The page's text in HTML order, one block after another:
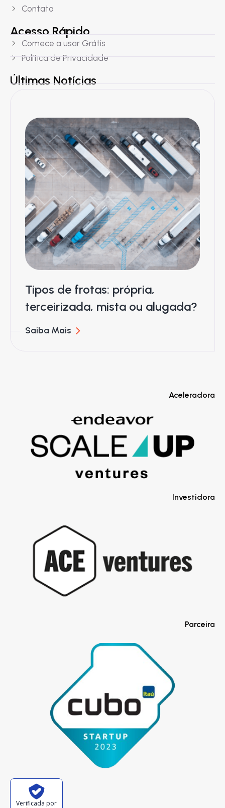
Contato
Acesso Rápido
Comece a usar Grátis
Política de Privacidade
Últimas Notícias
Tipos de frotas: própria,
terceirizada, mista ou alugada?
Saiba Mais
Aceleradora
Investidora
Parceira
Verificada por